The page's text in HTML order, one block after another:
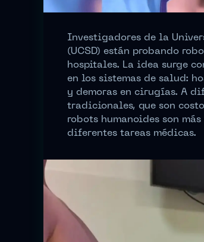
Investigadores de la
(UCSD) están probando
hospitales. La idea surge
en los sistemas de salud:
y demoras en cirugías. A
tradicionales, que son
robots humanoides son
diferentes tareas médicas.